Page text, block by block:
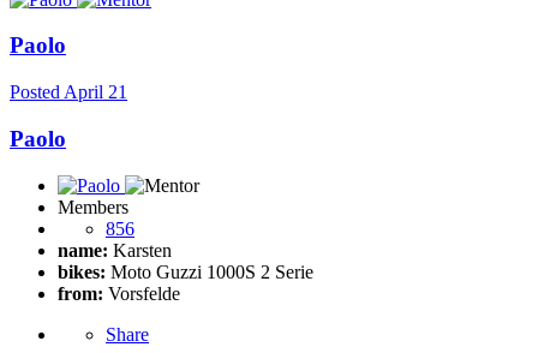
Paolo
Posted April 21
Paolo
Members
856
name: Karsten
bikes: Moto Guzzi 1000S 2 Serie
from: Vorsfelde
Share